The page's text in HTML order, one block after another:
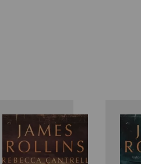
James
Rollins